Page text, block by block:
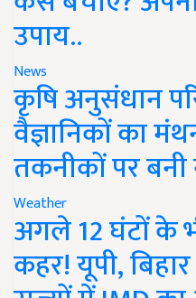
उपाय..
News
कृषि अनुसंधान
वैज्ञानिकों का
तकनीकों पर
Weather
अगले 12 घंटों के
कहर! यूपी,